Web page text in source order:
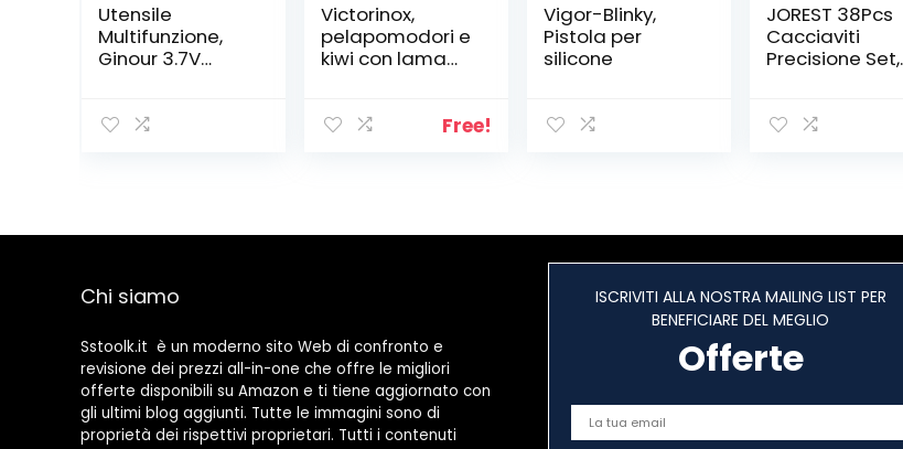
Utensile
Multifunzione,
Ginour 3.7V
Mini Trapano
Accessori, 3
Ricaricabile
Per DIY
Victorinox,
pelapomodori e
kiwi con lama
inossidabile,
Free!
‎Vigor-Blinky,
Pistola per
silicone
JOREST 38Pcs
Cacciaviti
Precisione Set,
Torx T5 T6 T8 T9
Switch, PS4,
Xbox, PC,
Occhiali,
Orologio
Chi siamo
Sstoolk.it è un moderno sito Web di confronto e
revisione dei prezzi all-in-one che offre le migliori
offerte disponibili su Amazon e ti tiene aggiornato con
gli ultimi blog aggiunti. Tutte le immagini sono di
proprietà dei rispettivi proprietari. Tutti i contenuti
ISCRIVITI ALLA NOSTRA MAILING LIST PER
BENEFICIARE DEL MEGLIO
Offerte